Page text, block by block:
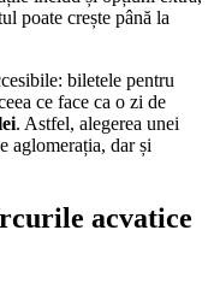
poate crește până la
biletele pentru
ce face ca o zi de
. Astfel, alegerea unei
aglomerația, dar și
acvatice